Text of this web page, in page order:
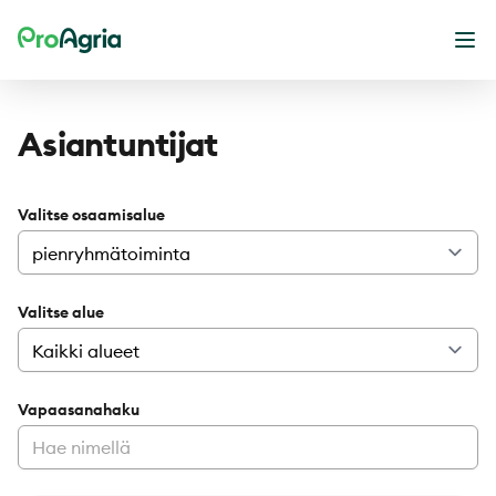
ProAgria
Asiantuntijat
Valitse osaamisalue
Valitse alue
Vapaasanahaku